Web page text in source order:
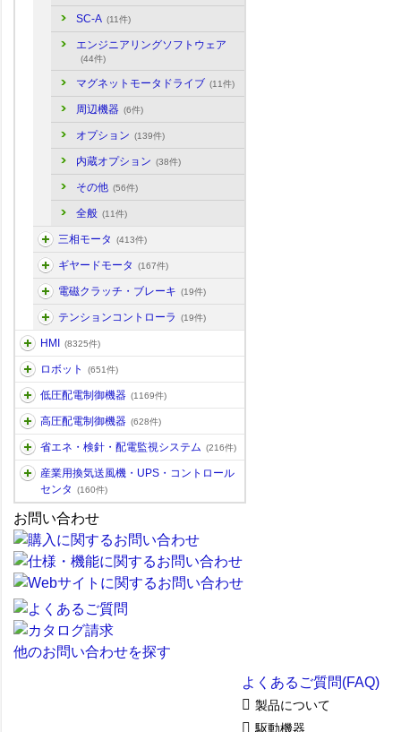
SC-A (11件)
エンジニアリングソフトウェア
(44件)
マグネットモータドライブ (11件)
周辺機器 (6件)
オプション (139件)
内蔵オプション (38件)
その他 (56件)
全般 (11件)
三相モータ (413件)
ギヤードモータ (167件)
電磁クラッチ・ブレーキ (19件)
テンションコントローラ (19件)
HMI (8325件)
ロボット (651件)
低圧配電制御機器 (1169件)
高圧配電制御機器 (628件)
省エネ・検針・配電監視システム (216件)
産業用換気送風機・UPS・コントロール
センタ
(160件)
お問い合わせ
他のお問い合わせを探す
よくあるご質問(FAQ)
製品について
駆動機器